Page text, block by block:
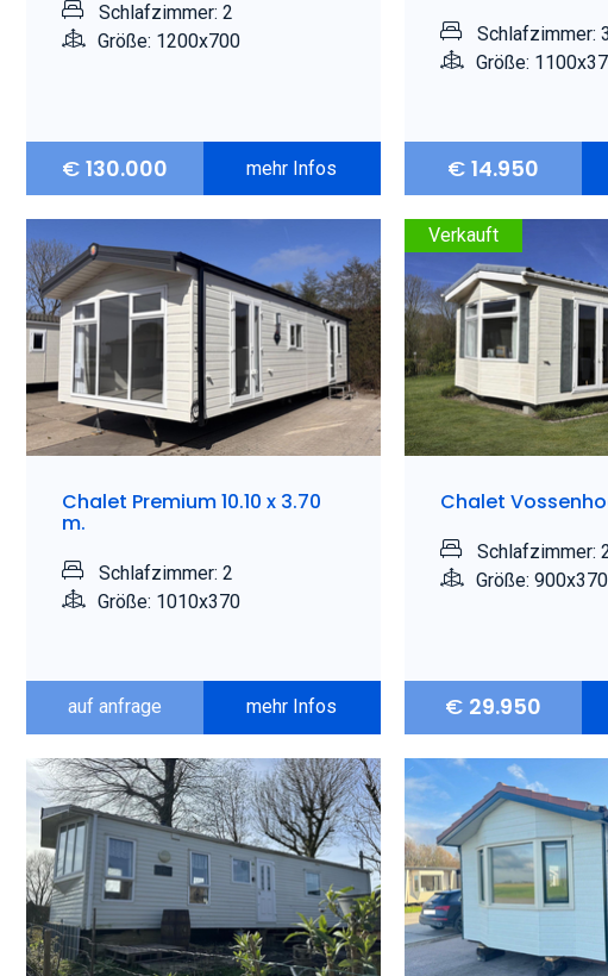
Schlafzimmer: 2
Größe: 1200x700
€ 130.000 mehr Infos
Schlafzimmer: 3
Größe:
€ 14.950
Chalet Premium 10.10 x 3.70
m.
Schlafzimmer: 2
Größe: 1010x370
auf anfrage mehr Infos
Verkauft
Chalet
Schlafzimmer:
Größe: 900x370
€ 29.950